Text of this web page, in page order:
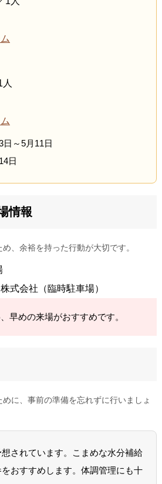
日～5月11日
日
情報
、余裕を持った行動が大切です。
式会社（臨時駐車場）
早めの来場がおすすめです。
に、事前の準備を忘れずに行いましょ
されています。こまめな水分補給
おすすめします。体調管理にも十